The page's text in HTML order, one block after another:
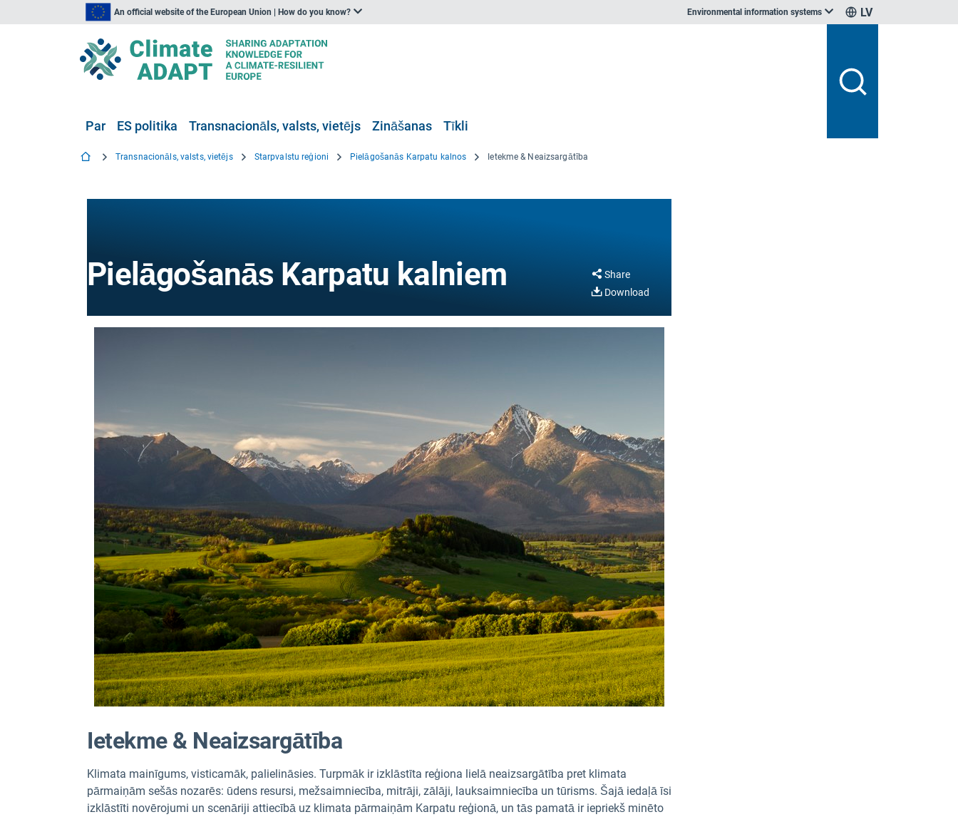
An official website of the European Union | How do you know? Environmental information systems LV
Par ES politika Transnacionāls, valsts, vietējs Zināšanas Tīkli
Transnacionāls, valsts, vietējs Starpvalstu reģioni Pielāgošanās Karpatu kalnos Ietekme & Neaizsargātība
Pielāgošanās Karpatu kalniem
Share
Download
Ietekme & Neaizsargātība
Klimata mainīgums, visticamāk, palielināsies. Turpmāk ir izklāstīta reģiona lielā neaizsargātība pret klimata
pārmaiņām sešās nozarēs: ūdens resursi, mežsaimniecība, mitrāji, zālāji, lauksaimniecība un tūrisms. Šajā iedaļā īsi
izklāstīti novērojumi un scenāriji attiecībā uz klimata pārmaiņām Karpatu reģionā, un tās pamatā ir iepriekš minēto